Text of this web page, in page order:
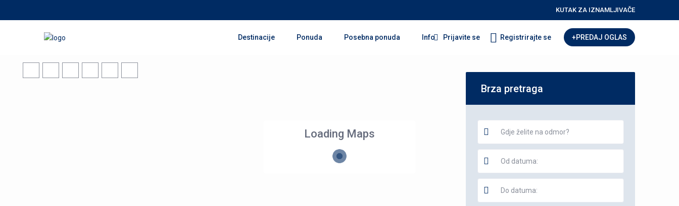
KUTAK ZA IZNAMLJIVAČE
Prijavite se Registrirajte se +PREDAJ OGLAS
Destinacije Ponuda Posebna ponuda Info
Loading Maps
Brza pretraga